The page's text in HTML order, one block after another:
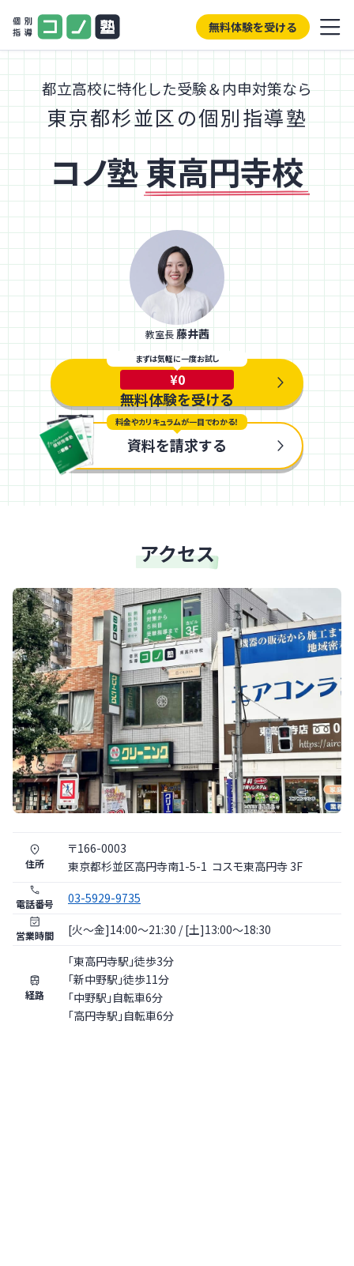
無料体験を受ける
東京都杉並区の個別指導塾
コノ塾東高円寺校
都立高校に特化した受験＆内申対策なら
まずは気軽に一度お試し
¥0
無料体験を受ける
料金やカリキュラムが一目でわかる！
資料を請求する
教室長藤井茜
アクセス
住所
〒166-0003
東京都杉並区高円寺南1-5-1 コスモ東高円寺 3F
電話番号 03-5929-9735
営業時間 [火〜金]14:00～21:30 / [土]13:00～18:30
経路
「東高円寺駅」徒歩3分
「新中野駅」徒歩11分
「中野駅」自転車6分
「高円寺駅」自転車6分